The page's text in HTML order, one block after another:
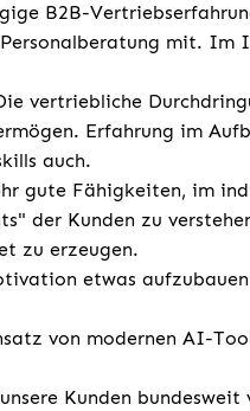
B2B-
mit. Im
vertriebliche
Erfahrung im
auch.
gute Fähigkeiten, im
der Kunden zu
zu erzeugen.
etwas
von modernen AI-
Kunden